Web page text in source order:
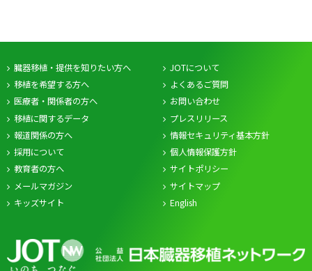
臓器移植・提供を知りたい方へ
移植を希望する方へ
医療者・関係者の方へ
移植に関するデータ
JOTについて
よくあるご質問
お問い合わせ
プレスリリース
報道関係の方へ
採用について
教育者の方へ
メールマガジン
キッズサイト
情報セキュリティ基本方針
個人情報保護方針
サイトポリシー
サイトマップ
English